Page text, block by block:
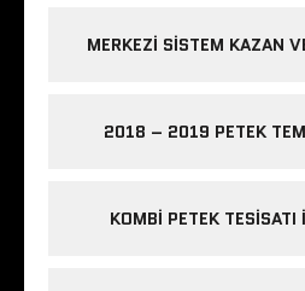
MERKEZI SISTEM KAZAN
2018 – 2019 PETEK
KOMBI PETEK TESISATI